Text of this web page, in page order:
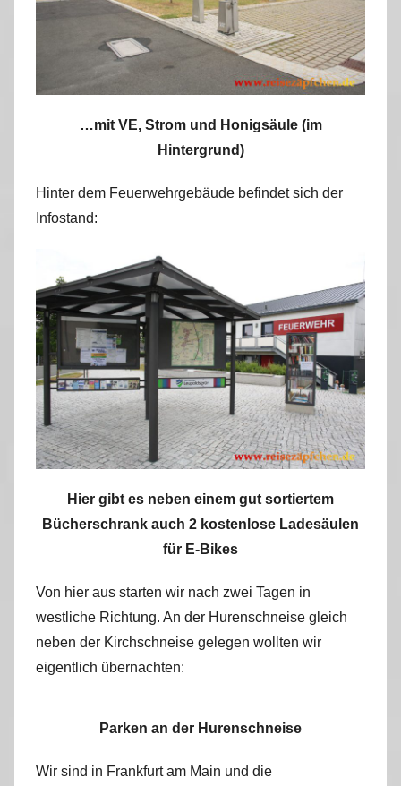
…mit VE, Strom und Honigsäule (im
Hintergrund)
Hinter dem Feuerwehrgebäude befindet sich der
Infostand:
Hier gibt es neben einem gut sortiertem
Bücherschrank auch 2 kostenlose Ladesäulen
für E-Bikes
Von hier aus starten wir nach zwei Tagen in
westliche Richtung. An der Hurenschneise gleich
neben der Kirchschneise gelegen wollten wir
eigentlich übernachten:
Parken an der Hurenschneise
Wir sind in Frankfurt am Main und die